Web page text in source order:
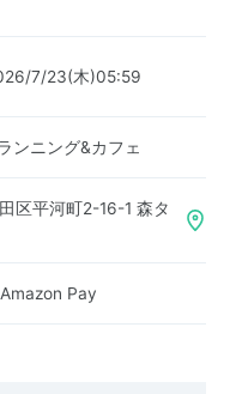
7/23(木)05:59
ンニング&カフェ
区平河町2-16-1 森タ
Pay